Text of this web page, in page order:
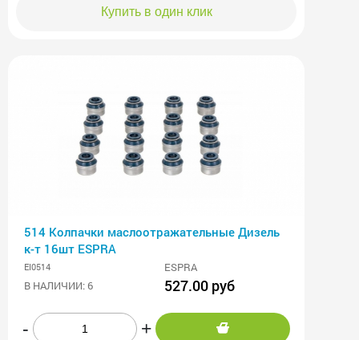
Купить в один клик
514 Колпачки маслоотражательные Дизель
к-т 16шт ESPRA
EI0514
ESPRA
В НАЛИЧИИ: 6
527.00 руб
- +